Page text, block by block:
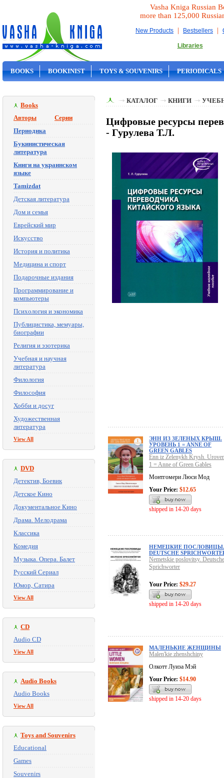
Vasha Kniga Russian
more than 125,000
New Products | Bestsellers |
Libraries
BOOKS BOOKINIST TOYS & SOUVENIRS PERIODICALS
Books
Авторы
Серии
Периодика
Букинистическая
литература
Книги на украинском
языке
Tamizdat
Детская литература
Дом и семья
Еврейский мир
Искусство
История и политика
Медицина и спорт
Подарочные издания
Программирование и
компьютеры
Психология и экономика
Публицистика, мемуары,
биографии
Религия и эзотерика
Учебная и научная
литература
Филология
Философия
Хобби и досуг
Художественная
литература
View All
DVD
Детектив, Боевик
Детское Кино
Документальное Кино
Драма. Мелодрама
Классика
Комедия
Музыка. Опера. Балет
Русский Сериал
Юмор, Сатира
View All
CD
Audio CD
View All
Audio Books
Audio Books
View All
Toys and Souvenirs
Educational
Games
Souvenirs
КАТАЛОГ КНИГИ
Цифровые ресурсы
- Гурулева Т.Л.
ЭНН ИЗ ЗЕЛЕНЫХ КРЫШ.
УРОВЕНЬ 1 = ANNE OF
GREEN GABLES
Enn iz Zelenykh Krysh.
1 = Anne of Green Gables
Монтгомери Люси Мод
Your Price: $12.65
shipped in 14-20 days
НЕМЕЦКИЕ ПОСЛОВИЦЫ.
DEUTSCHE
Nemetskie poslovitsy. Deutsche
Sprichworter
Your Price: $29.27
shipped in 14-20 days
МАЛЕНЬКИЕ ЖЕНЩИНЫ
Malen'kie zhenshchiny
Олкотт Луиза Мэй
Your Price: $14.90
shipped in 14-20 days